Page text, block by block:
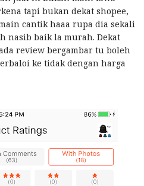
tapi bukan dekat shopee,
cantik haaa rupa dia sekali
nasib baik la murah. Dekat
review bergambar tu boleh
ke tidak dengan harga